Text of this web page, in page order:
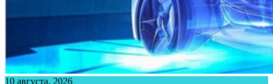
10 августа, 2026